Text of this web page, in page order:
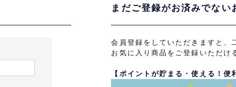
まだご登録がお済みでない
会員登録をしていただきますと、
お気に入り商品をご登録いただけ
【ポイントが貯まる・使える！便